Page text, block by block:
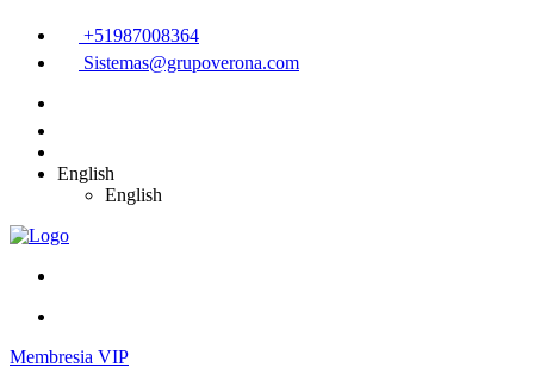
+51987008364
Sistemas@grupoverona.com
English
English
Membresia VIP